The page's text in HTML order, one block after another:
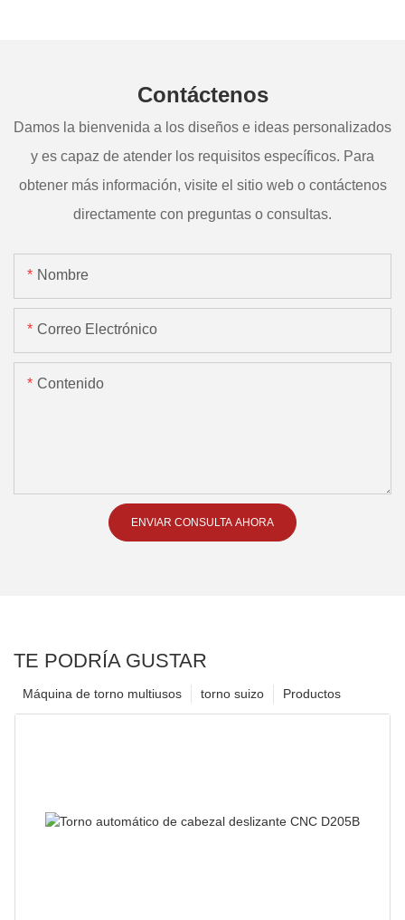
Contáctenos
Damos la bienvenida a los diseños e ideas personalizados
y es capaz de atender los requisitos específicos. Para
obtener más información, visite el sitio web o contáctenos
directamente con preguntas o consultas.
Nombre
Correo Electrónico
Contenido
ENVIAR CONSULTA AHORA
TE PODRÍA GUSTAR
Productos
torno suizo
Máquina de torno multiusos